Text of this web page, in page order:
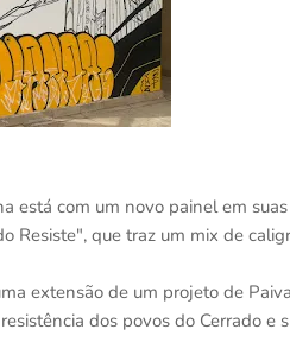
está com um novo painel em
Resiste", que traz um mix de
extensão de um projeto de
dos povos do Cerrado e